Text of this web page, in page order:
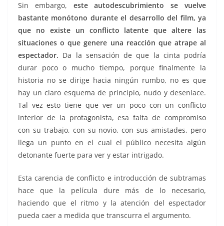
Sin embargo, este autodescubrimiento se vuelve
bastante monótono durante el desarrollo del film, ya
que no existe un conflicto latente que altere las
situaciones o que genere una reacción que atrape al
espectador. Da la sensación de que la cinta podría
durar poco o mucho tiempo, porque finalmente la
historia no se dirige hacia ningún rumbo, no es que
hay un claro esquema de principio, nudo y desenlace.
Tal vez esto tiene que ver un poco con un conflicto
interior de la protagonista, esa falta de compromiso
con su trabajo, con su novio, con sus amistades, pero
llega un punto en el cual el público necesita algún
detonante fuerte para ver y estar intrigado.
Esta carencia de conflicto e introducción de subtramas
hace que la película dure más de lo necesario,
haciendo que el ritmo y la atención del espectador
pueda caer a medida que transcurra el argumento.